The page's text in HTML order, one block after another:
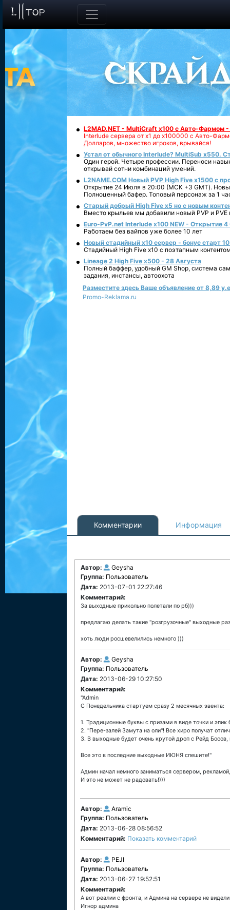
L2MAD.NET - MultiCraft x100 с Авто-Фармом
Interlude сервера от х1 до х100000 с Авто-
Долларов, множество игроков, врывайся!
Устал от обычного Interlude? MultiSub x550.
Один герой. Четыре профессии. Переноси
открывай сотни комбинаций умений.
L2NAME.COM Новый PVP High Five x1500 с
Открытие 24 Июля в 20:00 (МСК +3 GMT).
Полноценный бафер. Топовый персонаж за 1
Старый добрый High Five x5 но с новым
Вместо крыльев мы добавили новый PVP и PVE
Euro-PvP.net Interlude х100 NEW - Открытие 4
Работаем без вайпов уже более 10 лет
Новый стадийный х10 сервер - бонус старт
Стадийный High Five x10 с поэтапным
Lineage 2 High Five x500 - 28 Августа
Полный баффер, удобный GM Shop, система
задания, инстансы, автоохота
Разместите здесь Ваше объявление от 8,89
Promo-Reklama.ru
Комментарии Информация
Автор:
Geysha
Группа: Пользователь
Дата: 2013-07-01 22:27:46
Комментарий:
За выходные прикольно полетали по рб)))
предлагаю делать такие "розгрузочные" выходные
хоть люди росшевелились немного )))
Автор:
Geysha
Группа: Пользователь
Дата: 2013-06-29 10:27:50
Комментарий:
"Admin
С Понедельника стартуем сразу 2 месячных эвента:
1. Традиционные буквы с призами в виде точки и эпик
2. "Пере-залей Замута на оли"! Все хиро получат
3. В выходные будет очень крутой дроп с Рейд
Все это в последние выходные ИЮНЯ спешите!"
Админ начал немного заниматься сервером,
И это не может не радовать!)))
Автор:
Aramic
Группа: Пользователь
Дата: 2013-06-28 08:56:52
Комментарий: Показать комментарий
Автор:
PEJI
Группа: Пользователь
Дата: 2013-06-27 19:52:51
Комментарий:
А вот реалии с фронта, и Админа на сервере не
Игнор админа